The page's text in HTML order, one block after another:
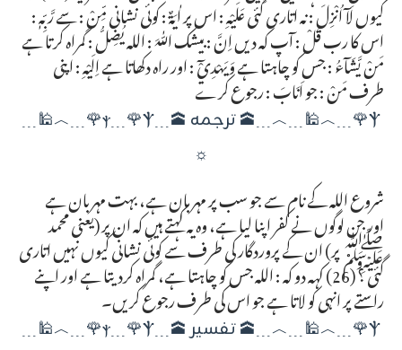
کیوں لَآ اُنْزِلَ : نہ اتاری گئی عَلَيْهِ : اس پر اٰيَةٌ : کوئی نشانی مِّنْ : سے رَّبِّهٖ :
اس کا رب قُلْ : آپ کہ دیں اِنَّ : بیشک اللّٰهَ : اللہ يُضِلُّ : گمراہ کرتا ہے
مَنْ يَّشَآءُ : جس کو چاہتا ہے وَيَهْدِيْٓ : اور راہ دکھاتا ہے اِلَيْهِ : اپنی
طرف مَنْ : جو اَنَابَ : رجوع کرے
Ⲯ🌹﹍︿🕌﹍︿﹍🕋 ترجمہ 🕋﹍ⲯ﹍🌹ⲯ🌹﹍︿🕌﹍
☼
شروع اللہ کے نام سے جو سب پر مہربان ہے، بہت مہربان ہے
اور جن لوگوں نے کفر اپنا لیا ہے، وہ یہ کہتے ہیں کہ ان پر (یعنی محمد
ﷺ پر) ان کے پروردگار کی طرف سے کوئی نشانی کیوں نہیں اتاری
گئی ؟ (26) کہہ دو کہ : اللہ جس کو چاہتا ہے، گمراہ کردیتا ہے اور اپنے
راستے پر انہی کو لاتا ہے جو اس کی طرف رجوع کریں۔
Ⲯ🌹﹍︿🕌﹍︿﹍🕋 تفسیر 🕋﹍ⲯ﹍🌹ⲯ🌹﹍︿🕌﹍